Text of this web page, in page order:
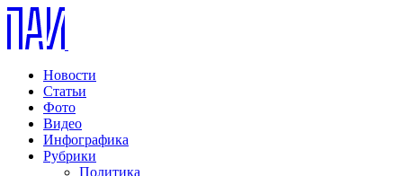
Новости
Статьи
Фото
Видео
Инфографика
Рубрики
Политика